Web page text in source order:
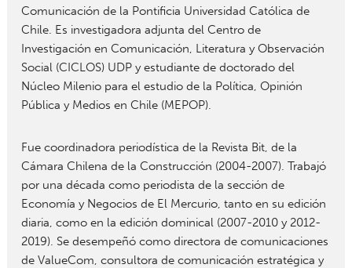
Comunicación de la Pontificia Universidad Católica de
Chile. Es investigadora adjunta del Centro de
Investigación en Comunicación, Literatura y Observación
Social (CICLOS) UDP y estudiante de doctorado del
Núcleo Milenio para el estudio de la Política, Opinión
Pública y Medios en Chile (MEPOP).
Fue coordinadora periodística de la Revista Bit, de la
Cámara Chilena de la Construcción (2004-2007). Trabajó
por una década como periodista de la sección de
Economía y Negocios de El Mercurio, tanto en su edición
diaria, como en la edición dominical (2007-2010 y 2012-
2019). Se desempeñó como directora de comunicaciones
de ValueCom, consultora de comunicación estratégica y